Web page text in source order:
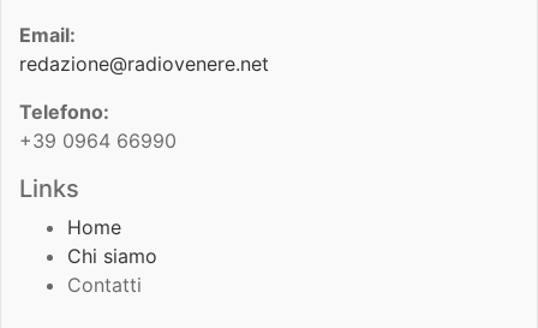
Email:
redazione@radiovenere.net
Telefono:
+39 0964 66990
Links
Home
Chi siamo
Contatti